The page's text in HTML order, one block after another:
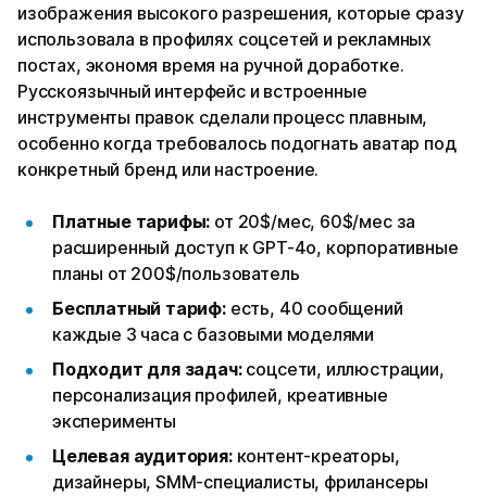
изображения высокого разрешения, которые сразу
использовала в профилях соцсетей и рекламных
постах, экономя время на ручной доработке.
Русскоязычный интерфейс и встроенные
инструменты правок сделали процесс плавным,
особенно когда требовалось подогнать аватар под
конкретный бренд или настроение.
Платные тарифы: от 20$/мес, 60$/мес за
расширенный доступ к GPT-4o, корпоративные
планы от 200$/пользователь
Бесплатный тариф:есть, 40 сообщений
каждые 3 часа с базовыми моделями
Подходит для задач:соцсети, иллюстрации,
персонализация профилей, креативные
эксперименты
Целевая аудитория:контент-креаторы,
дизайнеры, SMM-специалисты, фрилансеры